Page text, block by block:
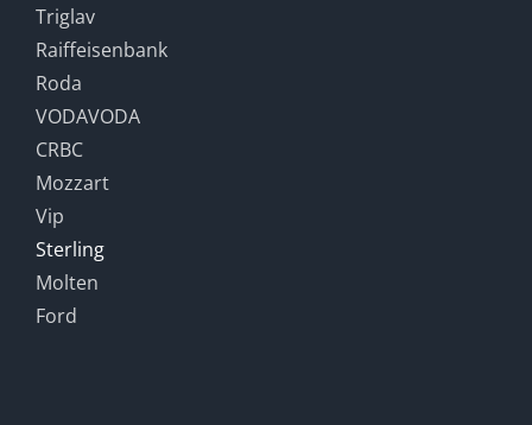
Triglav
Raiffeisenbank
Roda
VODAVODA
CRBC
Mozzart
Vip
Sterling
Molten
Ford